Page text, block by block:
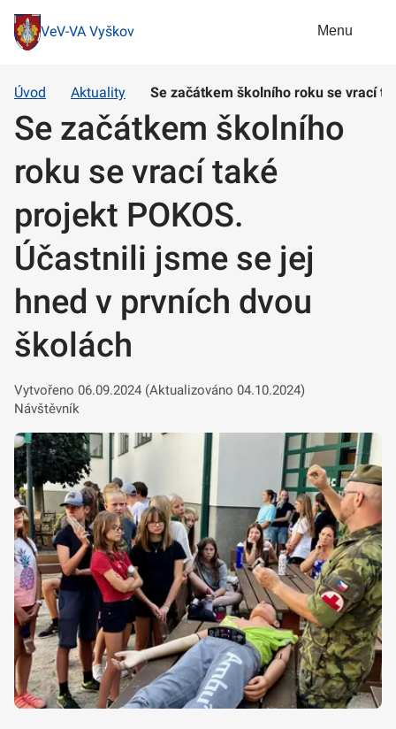
VeV-VA Vyškov Menu
Úvod Aktuality Se začátkem školního roku se vrací
Se začátkem školního
roku se vrací také
projekt POKOS.
Účastnili jsme se jej
hned v prvních dvou
školách
Vytvořeno 06.09.2024 (Aktualizováno 04.10.2024)
Návštěvník